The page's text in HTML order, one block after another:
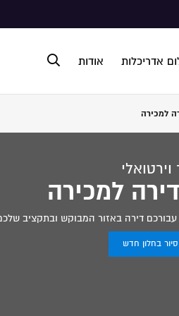
אדריכלות אודות
למכירה
וירטואלי
למכירה
דירה באזור המבוקש ובתקציב
בחלון חדש